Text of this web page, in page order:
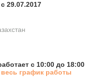
29.07.2017
с 10:00 до 18:00
весь график работы